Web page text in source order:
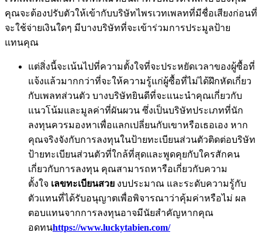
คุณจะต้องปรับตัวให้เข้ากับบริษัทไพรเวทเพลทที่มีชื่อเสียงก่อนที่
จะใช้จ่ายเงินใดๆ มีบางบริษัทที่จะเข้าร่วมการประมูลป้าย
แทนคุณ
แต่สิ่งนี้จะเน้นไปที่ความตั้งใจที่จะประหยัดเวลาของผู้ซื้อที่
แจ้งแล้วมากกว่าที่จะให้ความรู้แก่ผู้ซื้อที่ไม่ได้ฝึกหัดเกี่ยว
กับเพลทส่วนตัว บางบริษัทยินดีที่จะแนะนำคุณเกี่ยวกับ
แนวโน้มและมูลค่าที่ผันผวน ซึ่งเป็นบริษัทประเภทที่นัก
ลงทุนควรมองหาเพื่อแลกเปลี่ยนกับเขาหรือเธอเอง หาก
คุณจริงจังกับการลงทุนในป้ายทะเบียนส่วนตัวติดต่อบริษัท
ป้ายทะเบียนส่วนตัวที่ใกล้ที่สุดและพูดคุยกับใครสักคน
เกี่ยวกับการลงทุน คุณสามารถหารือเกี่ยวกับความ
ตั้งใจ เลขทะเบียนสวย งบประมาณ และระดับความรู้กับ
ตัวแทนที่ได้รับอนุญาตเพื่อพิจารณาว่าคุ้มค่าหรือไม่ ผล
ตอบแทนจากการลงทุนอาจมีนัยสำคัญหากคุณ
อดทนhttps://www.luckytabien.com/